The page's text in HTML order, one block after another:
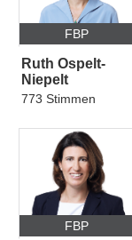
FBP
Ruth Ospelt-
Niepelt
773 Stimmen
FBP